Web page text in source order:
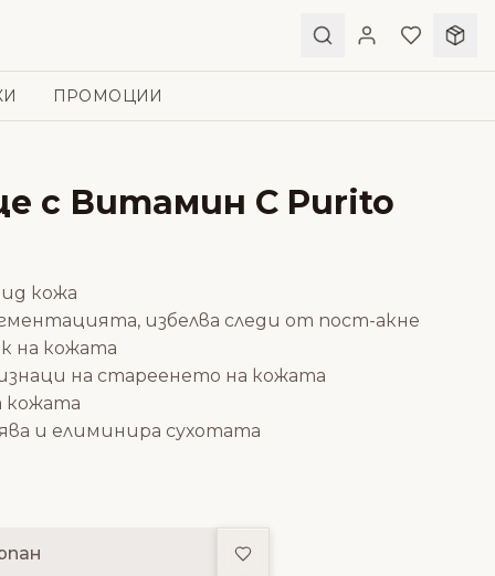
ПРОМОЦИИ
с Витамин C Purito
кожа
избелва следи от пост-акне
на кожата
на стареенето на кожата
кожата
и елиминира сухотата
Добави в любими